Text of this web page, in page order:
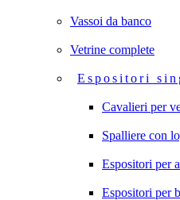
Vassoi da banco
Vetrine complete
Espositori
Cavalieri per
Spalliere con
Espositori per
Espositori per